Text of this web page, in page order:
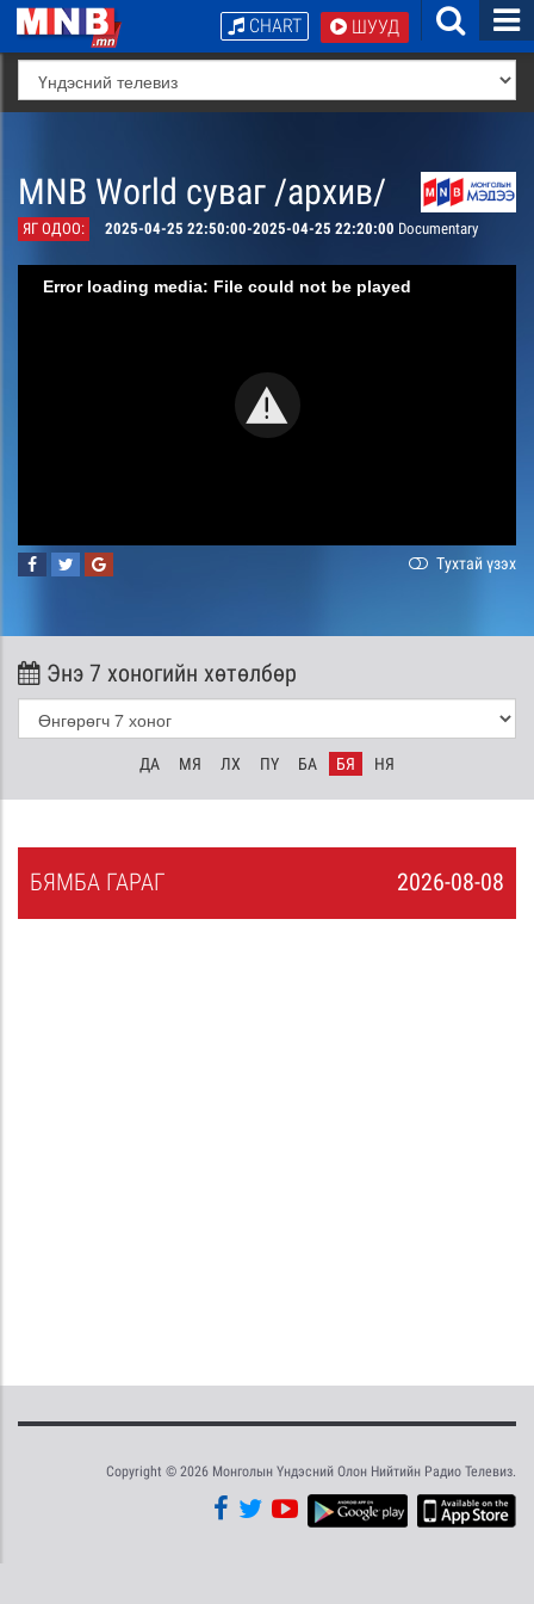
ШУУД
CHART
MNB World суваг /архив/
ЯГ ОДОО: 2025-04-25 22:50:00-2025-04-25 22:20:00 Documentary
Error loading media: File could not be played
Тухтай үзэх
Энэ 7 хоногийн хөтөлбөр
ДА МЯ ЛХ ПҮ БА БЯ НЯ
2026-08-08
БЯМБА ГАРАГ
Copyright © 2026 Монголын Үндэсний Олон Нийтийн Радио Телевиз.